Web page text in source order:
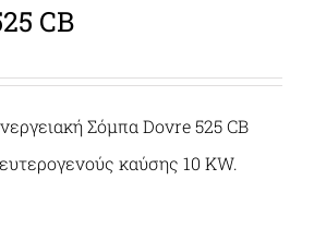
CB
Σόμπα Dovre 525 CB
καύσης 10 KW.